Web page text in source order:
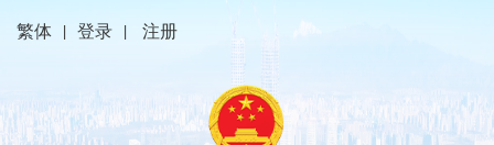
繁体 | 登录 | 注册